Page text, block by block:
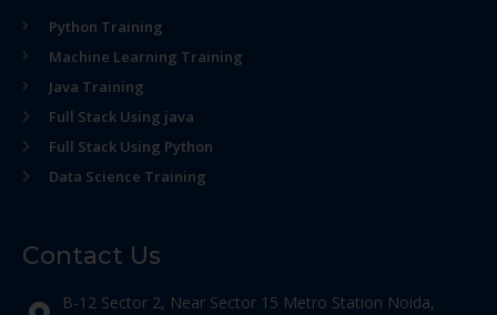
Python Training
Machine Learning Training
Java Training
Full Stack Using java
Full Stack Using Python
Data Science Training
Contact Us
B-12 Sector 2, Near Sector 15 Metro Station Noida,